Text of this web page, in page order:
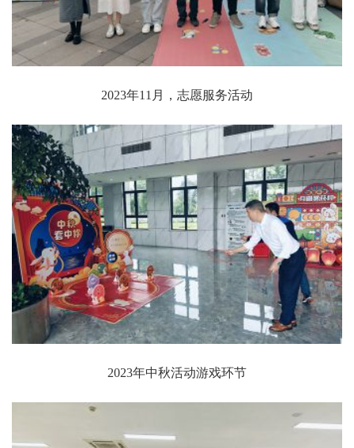
2023年11月，志愿服务活动
2023年中秋活动游戏环节